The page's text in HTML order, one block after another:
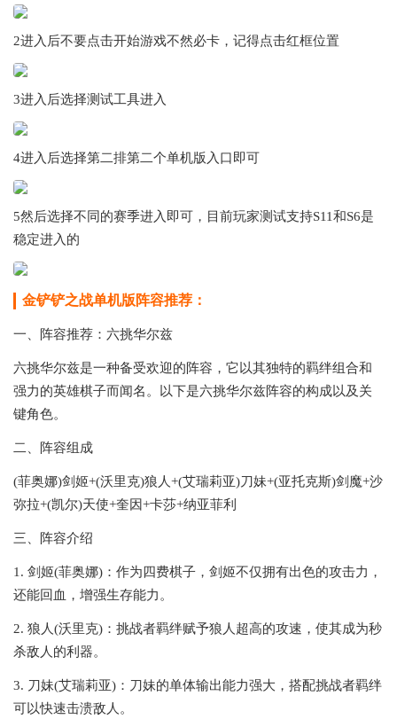
2进入后不要点击开始游戏不然必卡，记得点击红框位置
3进入后选择测试工具进入
4进入后选择第二排第二个单机版入口即可
5然后选择不同的赛季进入即可，目前玩家测试支持S11和S6是
稳定进入的
金铲铲之战单机版阵容推荐：
一、阵容推荐：六挑华尔兹
六挑华尔兹是一种备受欢迎的阵容，它以其独特的羁绊组合和
强力的英雄棋子而闻名。以下是六挑华尔兹阵容的构成以及关
键角色。
二、阵容组成
(菲奥娜)剑姬+(沃里克)狼人+(艾瑞莉亚)刀妹+(亚托克斯)剑魔+沙
弥拉+(凯尔)天使+奎因+卡莎+纳亚菲利
三、阵容介绍
1. 剑姬(菲奥娜)：作为四费棋子，剑姬不仅拥有出色的攻击力，
还能回血，增强生存能力。
2. 狼人(沃里克)：挑战者羁绊赋予狼人超高的攻速，使其成为秒
杀敌人的利器。
3. 刀妹(艾瑞莉亚)：刀妹的单体输出能力强大，搭配挑战者羁绊
可以快速击溃敌人。